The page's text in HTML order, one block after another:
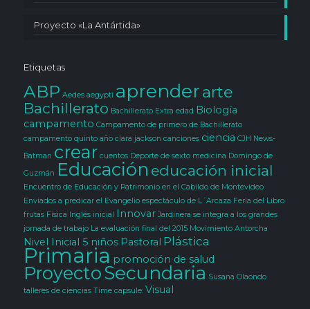
Proyecto «La Antártida»
Etiquetas
ABP Aedes aegypti aprenderarte
Bachillerato Bachillerato Extra edad Biología
campamento Campamento de primero de Bachillerato
campamento quinto año clara jackson canciones ciencia CJH News-
Batman crear cuentos Deporte de sexto medicina Domingo de
Guzmán Educación educación inicial
Encuentro de Educación y Patrimonio en el Cabildo de Montevideo
Enviados a predicar el Evangelio espectáculo de L´Arcaza Feria del Libro
frutas Física Inglés inicial Innovar Jardinera se integra a los grandes
jornada de trabajo La evaluación final del 2015 Movimiento Antorcha
Nivel Inicial 5 niños Pastoral Plástica
Primaria promoción de salud
ProyectoSecundaria Susana Olaondo
talleres de ciencias Time capsule: Visual